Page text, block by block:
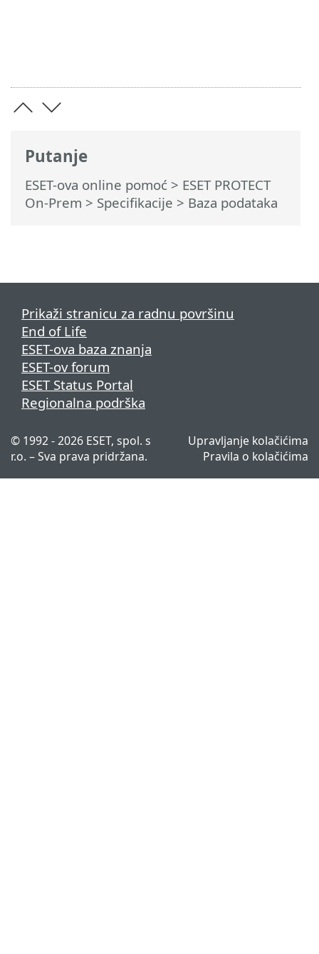
Putanje
ESET-ova online pomoć > ESET PROTECT
On-Prem > Specifikacije > Baza podataka
Prikaži stranicu za radnu površinu
End of Life
ESET-ova baza znanja
ESET-ov forum
ESET Status Portal
Regionalna podrška
© 1992 - 2026 ESET, spol. s
r.o. – Sva prava pridržana.
Upravljanje kolačićima
Pravila o kolačićima